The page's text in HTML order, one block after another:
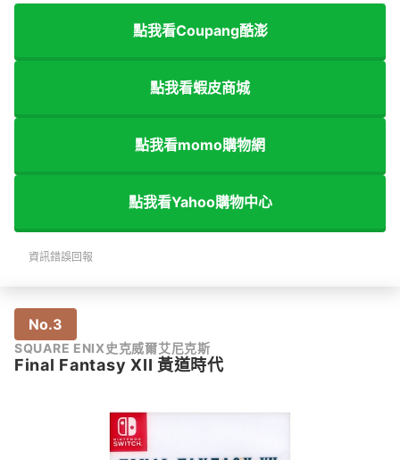
點我看Coupang酷澎
點我看蝦皮商城
點我看momo購物網
點我看Yahoo購物中心
資訊錯誤回報
No.3
SQUARE ENIX史克威爾艾尼克斯
Final Fantasy XII 黃道時代